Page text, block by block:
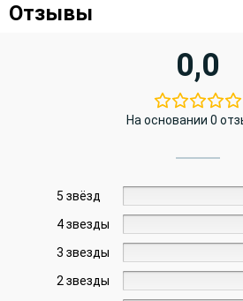
Отзывы
0,0
На основании 0
5 звёзд
4 звезды
3 звезды
2 звезды